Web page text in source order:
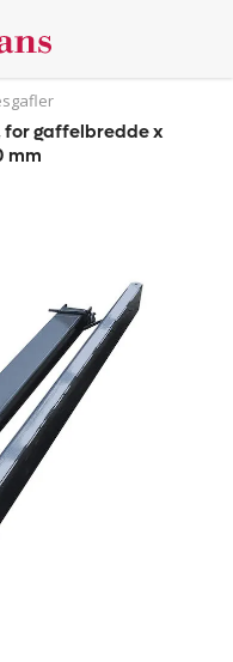
for gaffelbredde x
mm